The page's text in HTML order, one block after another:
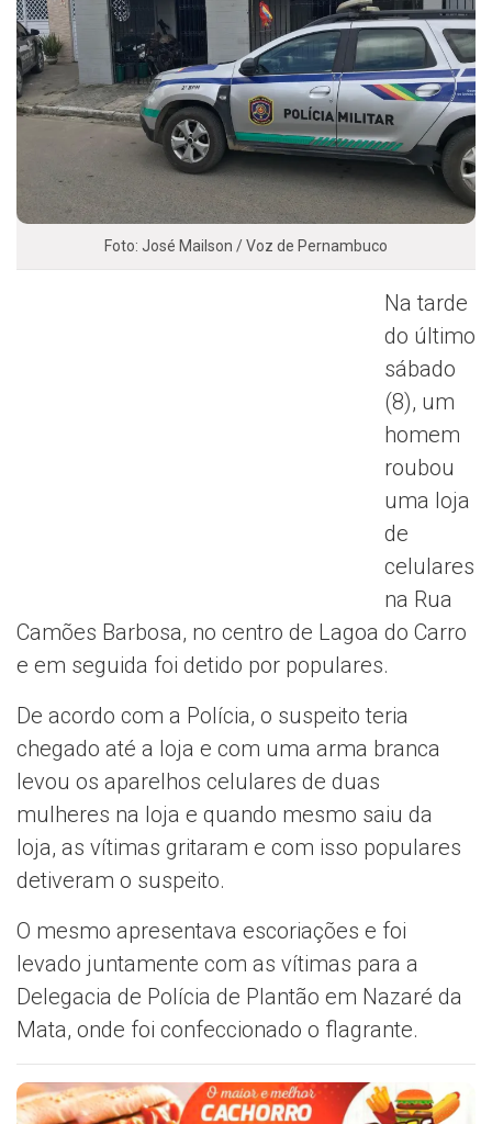
Foto: José Mailson / Voz de Pernambuco
Na tarde
do último
sábado
(8), um
homem
roubou
uma loja
de
celulares
na Rua
Camões Barbosa, no centro de Lagoa do Carro
e em seguida foi detido por populares.
De acordo com a Polícia, o suspeito teria
chegado até a loja e com uma arma branca
levou os aparelhos celulares de duas
mulheres na loja e quando mesmo saiu da
loja, as vítimas gritaram e com isso populares
detiveram o suspeito.
O mesmo apresentava escoriações e foi
levado juntamente com as vítimas para a
Delegacia de Polícia de Plantão em Nazaré da
Mata, onde foi confeccionado o flagrante.